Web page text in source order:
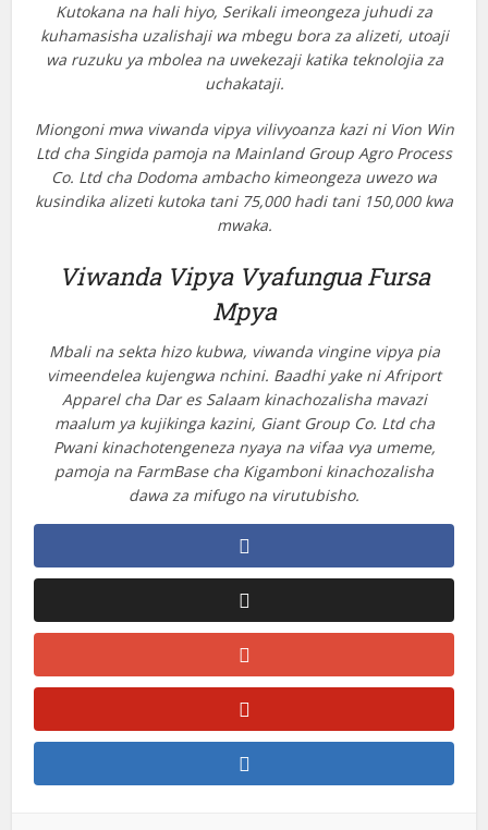
Kutokana na hali hiyo, Serikali imeongeza juhudi za
kuhamasisha uzalishaji wa mbegu bora za alizeti, utoaji
wa ruzuku ya mbolea na uwekezaji katika teknolojia za
uchakataji.
Miongoni mwa viwanda vipya vilivyoanza kazi ni Vion Win
Ltd cha Singida pamoja na Mainland Group Agro Process
Co. Ltd cha Dodoma ambacho kimeongeza uwezo wa
kusindika alizeti kutoka tani 75,000 hadi tani 150,000 kwa
mwaka.
Viwanda Vipya Vyafungua Fursa
Mpya
Mbali na sekta hizo kubwa, viwanda vingine vipya pia
vimeendelea kujengwa nchini. Baadhi yake ni Afriport
Apparel cha Dar es Salaam kinachozalisha mavazi
maalum ya kujikinga kazini, Giant Group Co. Ltd cha
Pwani kinachotengeneza nyaya na vifaa vya umeme,
pamoja na FarmBase cha Kigamboni kinachozalisha
dawa za mifugo na virutubisho.